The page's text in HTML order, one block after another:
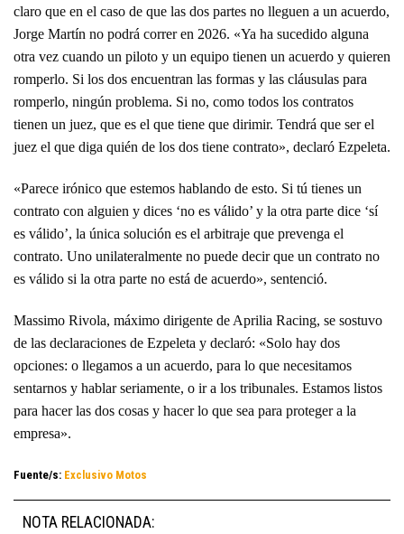
claro que en el caso de que las dos partes no lleguen a un acuerdo,
Jorge Martín no podrá correr en 2026. «Ya ha sucedido alguna
otra vez cuando un piloto y un equipo tienen un acuerdo y quieren
romperlo. Si los dos encuentran las formas y las cláusulas para
romperlo, ningún problema. Si no, como todos los contratos
tienen un juez, que es el que tiene que dirimir. Tendrá que ser el
juez el que diga quién de los dos tiene contrato», declaró Ezpeleta.
«Parece irónico que estemos hablando de esto. Si tú tienes un
contrato con alguien y dices ‘no es válido’ y la otra parte dice ‘sí
es válido’, la única solución es el arbitraje que prevenga el
contrato. Uno unilateralmente no puede decir que un contrato no
es válido si la otra parte no está de acuerdo», sentenció.
Massimo Rivola, máximo dirigente de Aprilia Racing, se sostuvo
de las declaraciones de Ezpeleta y declaró: «Solo hay dos
opciones: o llegamos a un acuerdo, para lo que necesitamos
sentarnos y hablar seriamente, o ir a los tribunales. Estamos listos
para hacer las dos cosas y hacer lo que sea para proteger a la
empresa».
Fuente/s: Exclusivo Motos
NOTA RELACIONADA: